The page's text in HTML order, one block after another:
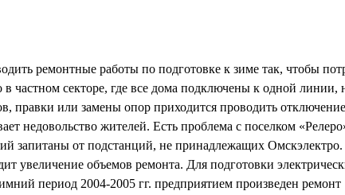
ремонтные работы по подготовке к зиме так, чтобы
в частном секторе, где все дома подключены к одной линии,
правки или замены опор приходится проводить
недовольство жителей. Есть проблема с поселком
запитаны от подстанций, не принадлежащих Омскэлектро.
увеличение объемов ремонта. Для подготовки
период 2004-2005 гг. предприятием произведен ремонт